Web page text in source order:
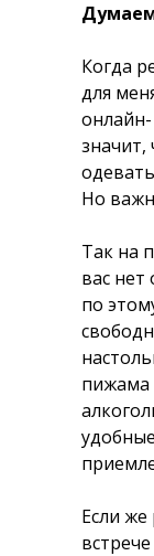
Когда
для
Но
Так на
вас нет
по
пижама
Если